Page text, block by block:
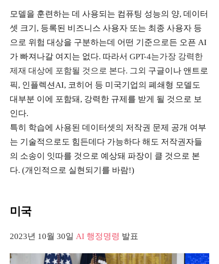
모델을 훈련하는 데 사용되는 컴퓨팅 성능의 양, 데이터
셋 크기, 등록된 비즈니스 사용자 또는 최종 사용자 등
으로 위험 대상을 구분하는데 어떤 기준으로든 오픈 AI
가 빠져나갈 여지는 없다. 따라서 GPT-4는가장 강력한
제재 대상에 포함될 것으로 본다. 그외 구글이나 앤트로
픽, 인플렉션AI, 코히어 등 미국기업의 폐쇄형 모델도
대부분 이에 포함돼, 강력한 규제를 받게 될 것으로 보
인다.
특히 학습에 사용된 데이터셋의 저작권 문제 공개 여부
는 기술적으로도 힘든데다 가능하다 해도 저작권자들
의 소송이 잇따를 것으로 예상돼 파장이 클 것으로 본
다. (개인적으로 실현되기를 바람!)
미국
2023년 10월 30일 AI 행정명령 발표